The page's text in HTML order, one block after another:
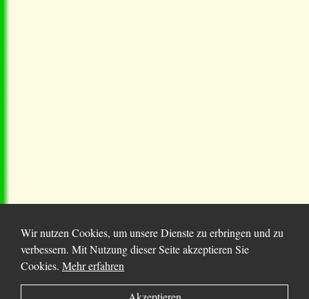
© 2025 Chortitza.org | Supported byD. F. Plett
Wir nutzen Cookies, um unsere Dienste zu erbringen und zu
verbessern. Mit Nutzung dieser Seite akzeptieren Sie
Cookies. Mehr erfahren